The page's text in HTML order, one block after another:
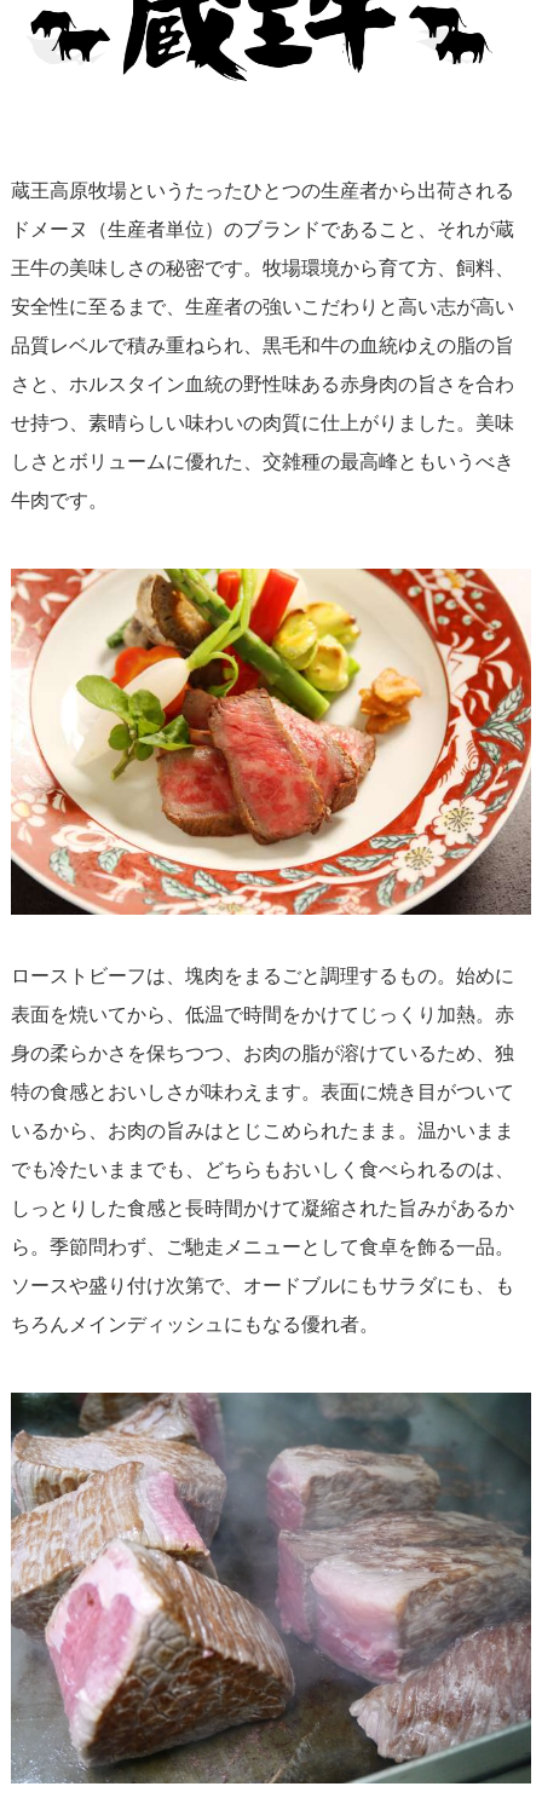
蔵王高原牧場というたったひとつの生産者から出荷される
ドメーヌ（生産者単位）のブランドであること、それが蔵
王牛の美味しさの秘密です。牧場環境から育て方、飼料、
安全性に至るまで、生産者の強いこだわりと高い志が高い
品質レベルで積み重ねられ、黒毛和牛の血統ゆえの脂の旨
さと、ホルスタイン血統の野性味ある赤身肉の旨さを合わ
せ持つ、素晴らしい味わいの肉質に仕上がりました。美味
しさとボリュームに優れた、交雑種の最高峰ともいうべき
牛肉です。
ローストビーフは、塊肉をまるごと調理するもの。始めに
表面を焼いてから、低温で時間をかけてじっくり加熱。赤
身の柔らかさを保ちつつ、お肉の脂が溶けているため、独
特の食感とおいしさが味わえます。表面に焼き目がついて
いるから、お肉の旨みはとじこめられたまま。温かいまま
でも冷たいままでも、どちらもおいしく食べられるのは、
しっとりした食感と長時間かけて凝縮された旨みがあるか
ら。季節問わず、ご馳走メニューとして食卓を飾る一品。
ソースや盛り付け次第で、オードブルにもサラダにも、も
ちろんメインディッシュにもなる優れ者。